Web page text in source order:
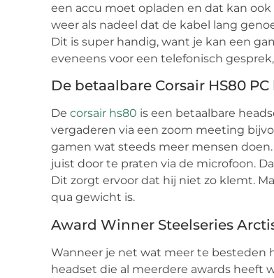
een accu moet opladen en dat kan
weer als nadeel dat de kabel lang
Dit is super handig, want je kan een
eveneens voor een telefonisch
De betaalbare Corsair HS80
De corsair hs80 is een betaalbare
vergaderen via een zoom meeting
gamen wat steeds meer mensen
juist door te praten via de microfoon.
Dit zorgt ervoor dat hij niet zo klemt.
qua gewicht is.
Award Winner Steelseries
Wanneer je net wat meer te besteden
headset die al meerdere awards heeft